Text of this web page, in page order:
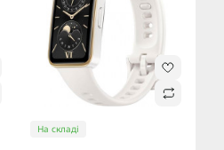
На складі